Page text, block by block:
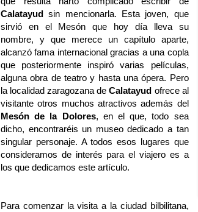
Calatayudsin mencionarla. Esta joven, que
sirvió en el Mesón que hoy día lleva su
nombre, y que merece un capítulo aparte,
alcanzó fama internacional gracias a una copla
que posteriormente inspiró varias películas,
alguna obra de teatro y hasta una ópera. Pero
la localidad zaragozana deCalatayud ofrece al
visitante otros muchos atractivos además del
Mesón de la Dolores, en el que, todo sea
dicho, encontraréis un museo dedicado a tan
singular personaje. A todos esos lugares que
consideramos de interés para el viajero es a
los que dedicamos este artículo.
Para comenzar la visita a la ciudad bilbilitana,